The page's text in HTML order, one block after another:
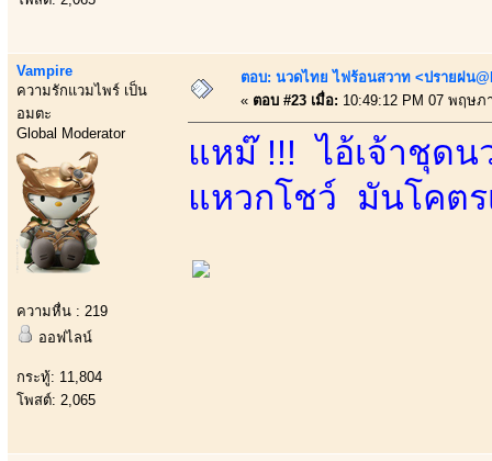
Vampire
ความรักแวมไพร์ เป็น
อมตะ
Global Moderator
ความหื่น : 219
ออฟไลน์
กระทู้: 11,804
โพสต์: 2,065
ตอบ: นวดไทย ไฟร้อนสวาท <ปรายฝน
« ตอบ #23 เมื่อ: 10:49:12 PM 07 พฤษภ
แหม๊ !!! ไอ้เจ้าชุด
แหวกโชว์ มันโคตร